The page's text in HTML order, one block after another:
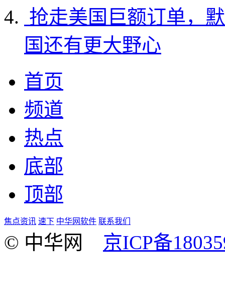
抢走美国巨额订单，
国还有更大野心
首页
频道
热点
底部
顶部
焦点资讯 速下 中华网软件 联系我们
© 中华网 京ICP备